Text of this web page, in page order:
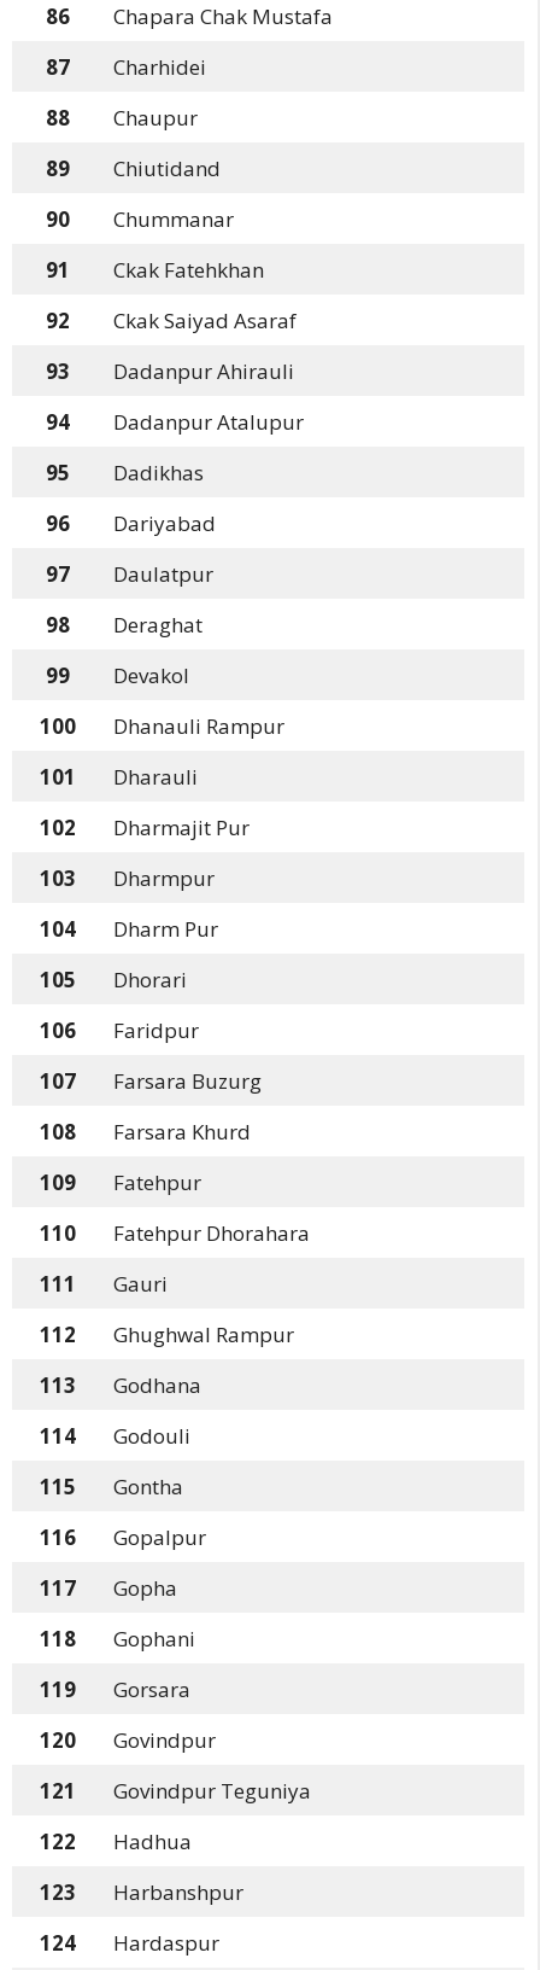
86
Chapara Chak Mustafa
87
Charhidei
88
Chaupur
89
Chiutidand
90
Chummanar
91
Ckak Fatehkhan
92
Ckak Saiyad Asaraf
93
Dadanpur Ahirauli
94
Dadanpur Atalupur
95
Dadikhas
96
Dariyabad
97
Daulatpur
98
Deraghat
99
Devakol
100
Dhanauli Rampur
101
Dharauli
102
Dharmajit Pur
103
Dharmpur
104
Dharm Pur
105
Dhorari
106
Faridpur
107
Farsara Buzurg
108
Farsara Khurd
109
Fatehpur
110
Fatehpur Dhorahara
111
Gauri
112
Ghughwal Rampur
113
Godhana
114
Godouli
115
Gontha
116
Gopalpur
117
Gopha
118
Gophani
119
Gorsara
120
Govindpur
121
Govindpur Teguniya
122
Hadhua
123
Harbanshpur
124
Hardaspur